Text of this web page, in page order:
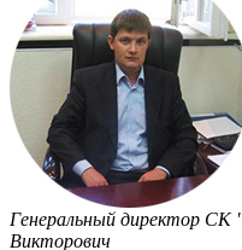
Генеральный директор
Викторович